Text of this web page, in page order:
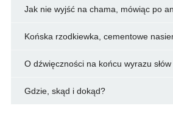
Jak nie wyjść na chama, mówiąc po
Końska rzodkiewka, cementowe
O dźwięczności na końcu wyrazu słów
Gdzie, skąd i dokąd?